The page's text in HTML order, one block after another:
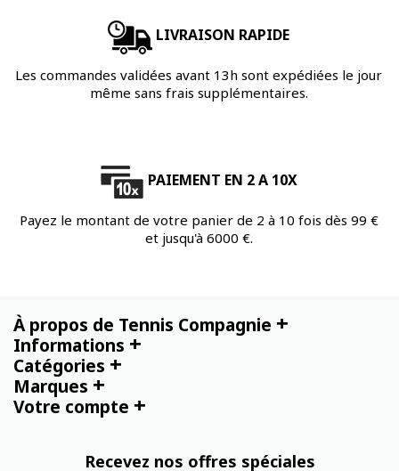
LIVRAISON RAPIDE
Les commandes validées avant 13h sont expédiées le jour
même sans frais supplémentaires.
PAIEMENT EN 2 A 10X
Payez le montant de votre panier de 2 à 10 fois dès 99 €
et jusqu'à 6000 €.
À propos de Tennis Compagnie +
Informations +
Catégories +
Marques +
Votre compte +
Recevez nos offres spéciales